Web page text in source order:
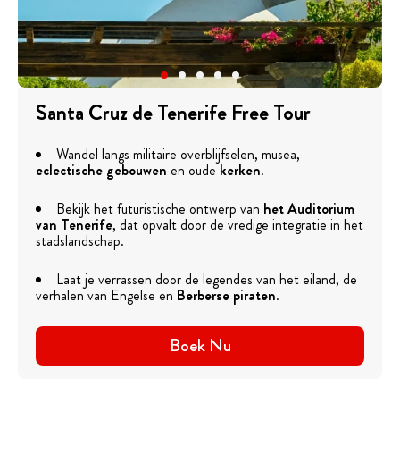
Santa Cruz de Tenerife Free Tour
Wandel langs militaire overblijfselen, musea,
eclectische gebouwen en oudekerken.
Bekijk het futuristische ontwerp van het Auditorium
van Tenerife, dat opvalt door de vredige integratie in het
stadslandschap.
Laat je verrassen door de legendes van het eiland, de
verhalen van Engelse en Berberse piraten.
Boek Nu